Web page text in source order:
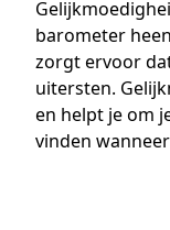
barometer
zorgt ervoor
uitersten.
en helpt je om
vinden